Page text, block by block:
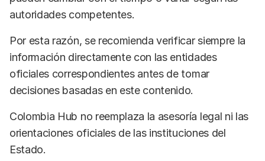
autoridades competentes.
Por esta razón, se recomienda verificar siempre la
información directamente con las entidades
oficiales correspondientes antes de tomar
decisiones basadas en este contenido.
Colombia Hub no reemplaza la asesoría legal ni las
orientaciones oficiales de las instituciones del
Estado.